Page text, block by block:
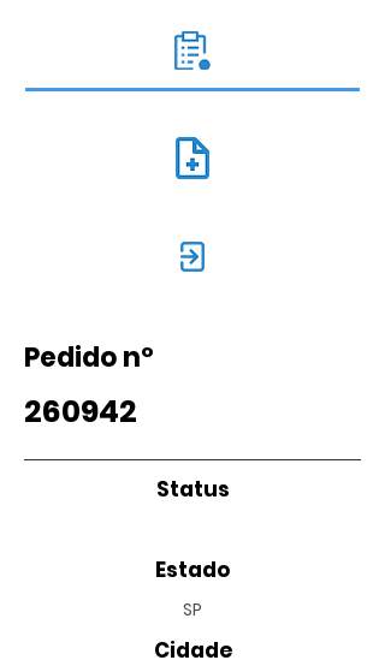
Pedido nº
260942
Status
Estado
SP
Cidade